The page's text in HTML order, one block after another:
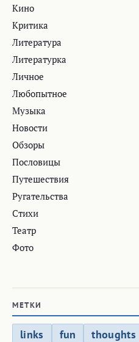
Кино
Критика
Литература
Литературка
Личное
Любопытное
Музыка
Новости
Обзоры
Пословицы
Путешествия
Ругательства
Стихи
Театр
Фото
МЕТКИ
links fun thoughts